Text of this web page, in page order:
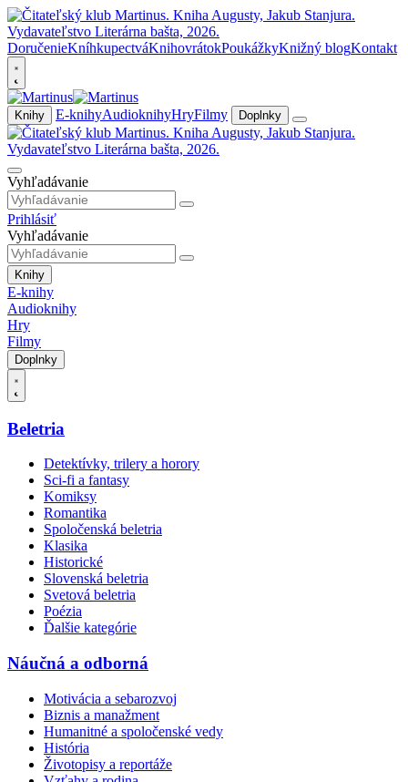
DoručenieKníhkupectváKnihovrátokPoukážkyKnižný blogKontakt
Knihy E-knihyAudioknihyHryFilmy Doplnky
Vyhľadávanie
Prihlásiť
Vyhľadávanie
Knihy
E-knihy
Audioknihy
Hry
Filmy
Doplnky
Beletria
Detektívky, trilery a horory
Sci-fi a fantasy
Komiksy
Romantika
Spoločenská beletria
Klasika
Historické
Slovenská beletria
Svetová beletria
Poézia
Ďalšie kategórie
Náučná a odborná
Motivácia a sebarozvoj
Biznis a manažment
Humanitné a spoločenské vedy
História
Životopisy a reportáže